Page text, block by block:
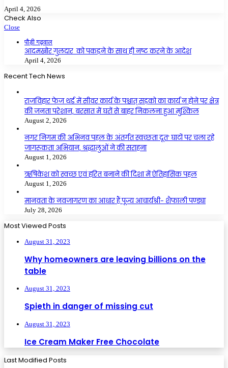
April 4, 2026
Check Also
Close
पौड़ी गढ़वाल
आदमखोर गुलदार को पकड़ने के साथ ही नष्ट करने के आदेश
April 4, 2026
Recent Tech News
राजविहार फेज थर्ड में सीवर कार्य के पश्चात् सड़को का कार्य न होने पर क्षेत्र
की जनता परेशान, बरसात में घरों से बाहर निकलना हुआ मुश्किल
August 2, 2026
नगर निगम की अभिनव पहल के अंतर्गत स्वच्छता दूत’ घाटों पर चला रहे
जागरूकता अभियान, श्रद्धालुओं ने की सराहना
August 1, 2026
ऋषिकेश को स्वच्छ एवं हरित बनाने की दिशा में ऐतिहासिक पहल
August 1, 2026
मानवता के नवजागरण का आधार हैं पूज्य आचार्यश्री- शैफाली पण्ड्या
July 28, 2026
Most Viewed Posts
August 31, 2023
Why homeowners are leaving billions on the
table
August 31, 2023
Spieth in danger of missing cut
August 31, 2023
Ice Cream Maker Free Chocolate
Last Modified Posts